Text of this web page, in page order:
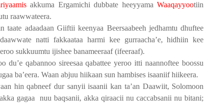
akkuma Ergamichi dubbate heeyyamaWaaqayyootiin
raawwateera.
adaadaan Giiftii keenyaa Beersaabeeh jedhamtu dhuftee
natti fakkaataa harmi kee gurraacha’e, hidhiin kee
sukkuumtu ijishee banameeraaf (ifeeraaf).
du’e qabannoo sireesaa qabattee yeroo itti naannoftee boossu
ba’eera. Waan abjuu hiikaan sun hambises isaaniif hiikeera.
hin qabneef dur sanyii isaanii kan ta’an Daawiit, Solomoon
gagaa
nuu baqsanii, akka qiraacii nu caccabsanii nu bitani;